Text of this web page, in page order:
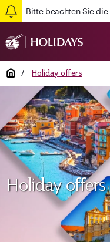
Bitte beachten Sie die
Home / Holiday offers
Holiday offers